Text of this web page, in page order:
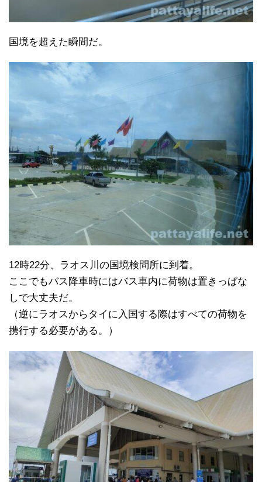
国境を超えた瞬間だ。
12時22分、ラオス川の国境検問所に到着。
ここでもバス降車時にはバス車内に荷物は置きっぱな
しで大丈夫だ。
（逆にラオスからタイに入国する際はすべての荷物を
携行する必要がある。）